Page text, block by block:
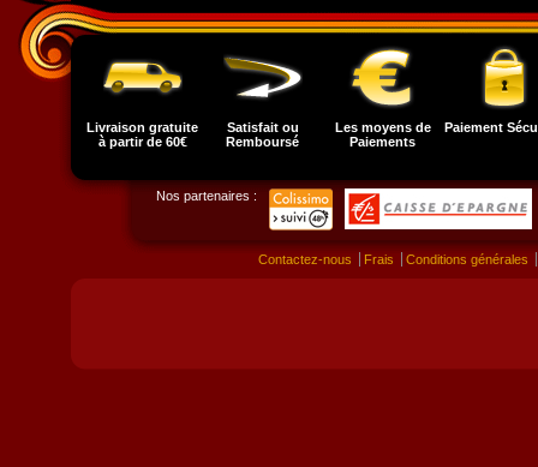
Livraison gratuite
à partir de 60€
Satisfait ou
Remboursé
Les moyens de
Paiements
Paiement
Nos partenaires :
Contactez-nous Frais Conditions générales